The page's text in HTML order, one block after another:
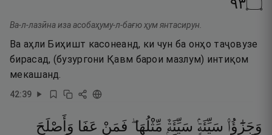
۝٣٩
Ва-л-лазӣна иза асобаҳуму-л-бағю ҳум янтасирун.
Ва аҳли Биҳишт касонеанд, ки чун ба онҳо таҷовузе
бирасад, (бузургони Қавм барои мазлум) интиқом
мекашанд.
42:39
وَجَزَٰٓؤُا۟ سَيِّئَةٍۢ سَيِّئَةٌۭ مِّثْلُهَا ۖ فَمَنْ عَفَا وَأَصْلَحَ